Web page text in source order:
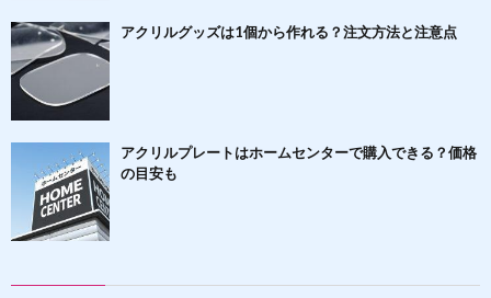
アクリルグッズは1個から作れる？注文方法と注意点
アクリルプレートはホームセンターで購入できる？価格
の目安も